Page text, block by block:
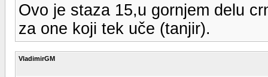
Ovo je staza 15,u gornjem delu
za one koji tek uče (tanjir).
VladimirGM